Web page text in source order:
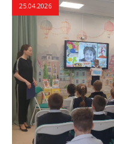
25.04.2026